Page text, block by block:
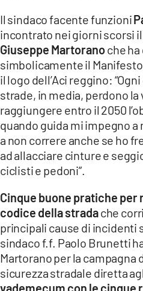
LACITYMAG.IT
ILREGGINO.IT
COSENZACHANNEL.IT
ILVIBONESE.IT
CATANZAROCHANNEL.IT
LACAPITALENEWS.IT
App
ANDROID
APPLE
Il sindaco facente funzioni
incontrato nei giorni scorsi
Giuseppe Martoranoche
simbolicamente il
il logo dell’Aci reggino:
strade, in media, perdono
raggiungere entro il 2050
quando guida mi impegno
a non correre anche se ho
ad allacciare cinture e
ciclisti e pedoni”.
Cinque buone pratiche
codice della stradache
principali cause di incidenti
sindaco f.f. Paolo Brunetti
Martorano per la campagna
sicurezza stradale diretta
vademecum con le cinque